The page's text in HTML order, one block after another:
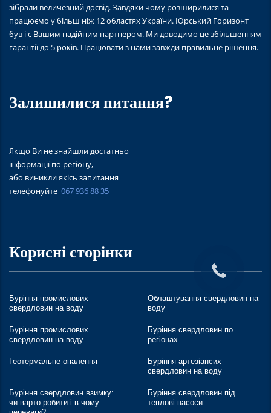
зібрали величезний досвід. Завдяки чому розширилися та
працюємо у більш ніж 12 областях України. Юрський Горизонт
був і є Вашим надійним партнером. Ми доводимо це збільшенням
гарантії до 5 років. Працювати з нами завжди правильне рішення.
Залишилися питання?
Якщо Ви не знайшли достатньо
інформації по регіону,
або виникли якісь запитання
телефонуйте 067 936 88 35
Корисні сторінки
Буріння промислових
свердловин на воду
Облаштування свердловин на
воду
Буріння промислових
свердловин на воду
Буріння свердловин по
регіонах
Геотермальне опалення
Буріння артезіансих
свердловин на воду
Буріння свердловин взимку:
чи варто робити і в чому
Буріння свердловин під
теплові насоси